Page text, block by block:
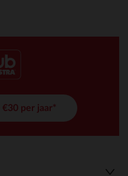
€30 per jaar*